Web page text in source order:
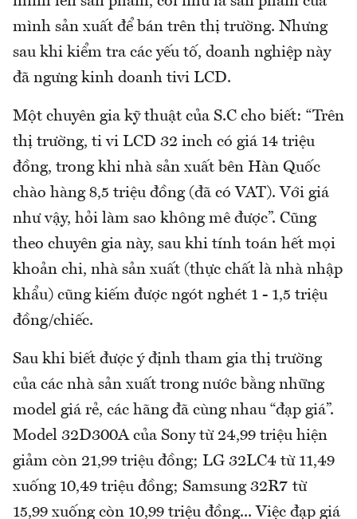
mình sản xuất để bán trên thị trường. Nhưng
sau khi kiểm tra các yếu tố, doanh nghiệp này
đã ngưng kinh doanh tivi LCD.
Một chuyên gia kỹ thuật của S.C cho biết: “Trên
thị trường, ti vi LCD 32 inch có giá 14 triệu
đồng, trong khi nhà sản xuất bên Hàn Quốc
chào hàng 8,5 triệu đồng (đã có VAT). Với giá
như vậy, hỏi làm sao không mê được”. Cũng
theo chuyên gia này, sau khi tính toán hết mọi
khoản chi, nhà sản xuất (thực chất là nhà nhập
khẩu) cũng kiếm được ngót nghét 1 - 1,5 triệu
đồng/chiếc.
Sau khi biết được ý định tham gia thị trường
của các nhà sản xuất trong nước bằng những
model giá rẻ, các hãng đã cùng nhau “đạp giá”.
Model 32D300A của Sony từ 24,99 triệu hiện
giảm còn 21,99 triệu đồng; LG 32LC4 từ 11,49
xuống 10,49 triệu đồng; Samsung 32R7 từ
15,99 xuống còn 10,99 triệu đồng... Việc đạp giá